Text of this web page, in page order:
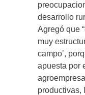
desarrollo
Agregó que
muy
campo’,
apuesta por
productivas,